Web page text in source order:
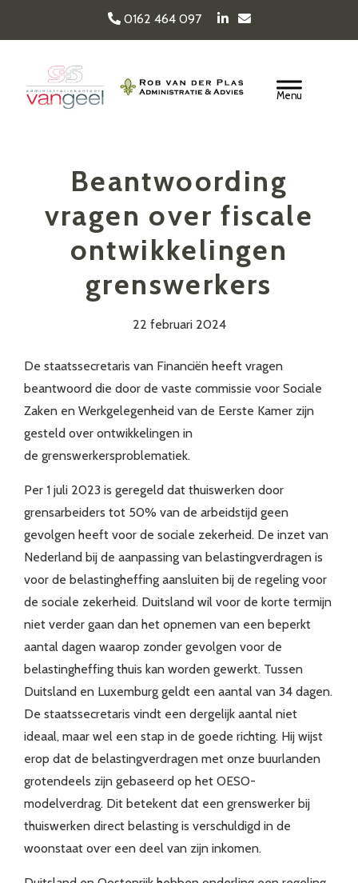
hoofd
inhoud
0162 464 097
Van Geel & van der
Header
Beantwoording
vragen over fiscale
ontwikkelingen
grenswerkers
22 februari 2024
De staatssecretaris van Financiën heeft vragen
beantwoord die door de vaste commissie voor Sociale
Zaken en Werkgelegenheid van de Eerste Kamer zijn
gesteld over ontwikkelingen in
de grenswerkersproblematiek.
Per 1 juli 2023 is geregeld dat thuiswerken door
grensarbeiders tot 50% van de arbeidstijd geen
gevolgen heeft voor de sociale zekerheid. De inzet van
Nederland bij de aanpassing van belastingverdragen is
voor de belastingheffing aansluiten bij de regeling voor
de sociale zekerheid. Duitsland wil voor de korte termijn
niet verder gaan dan het opnemen van een beperkt
aantal dagen waarop zonder gevolgen voor de
belastingheffing thuis kan worden gewerkt. Tussen
Duitsland en Luxemburg geldt een aantal van 34 dagen.
De staatssecretaris vindt een dergelijk aantal niet
ideaal, maar wel een stap in de goede richting. Hij wijst
erop dat de belastingverdragen met onze buurlanden
grotendeels zijn gebaseerd op het OESO-
modelverdrag. Dit betekent dat een grenswerker bij
thuiswerken direct belasting is verschuldigd in de
woonstaat over een deel van zijn inkomen.